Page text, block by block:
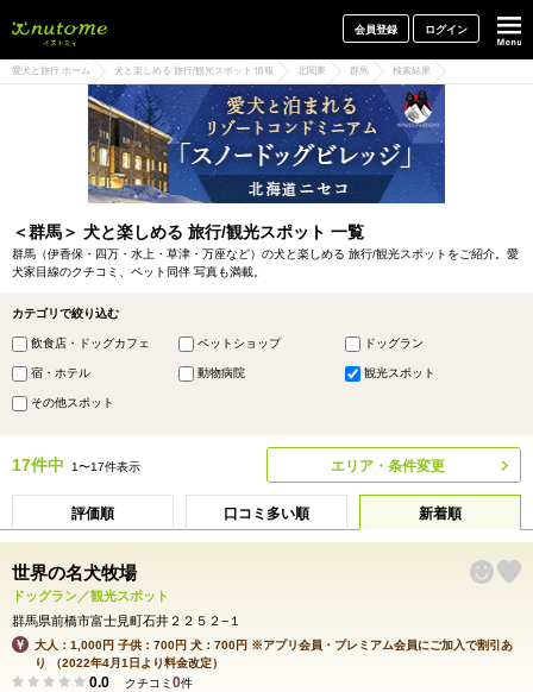
会員登録 ログイン
愛犬と旅行 ホーム 犬と楽しめる 旅行/観光スポット 情報 北関東 群馬 検索結果
＜群馬＞ 犬と楽しめる 旅行/観光スポット 一覧
群馬（伊香保・四万・水上・草津・万座など）の犬と楽しめる 旅行/観光スポットをご紹介。愛
犬家目線のクチコミ、ペット同伴 写真も満載。
カテゴリで絞り込む
飲食店・ドッグカフェ ペットショップ ドッグラン
宿・ホテル 動物病院 観光スポット
その他スポット
17件中 1〜17件表示 エリア・条件変更
評価順 口コミ多い順 新着順
世界の名犬牧場
ドッグラン／観光スポット
群馬県前橋市富士見町石井２２５２−１
大人：1,000円 子供：700円 犬：700円 ※アプリ会員・プレミアム会員にご加入で割引あ
り （2022年4月1日より料金改定）
0.0 クチコミ 0件